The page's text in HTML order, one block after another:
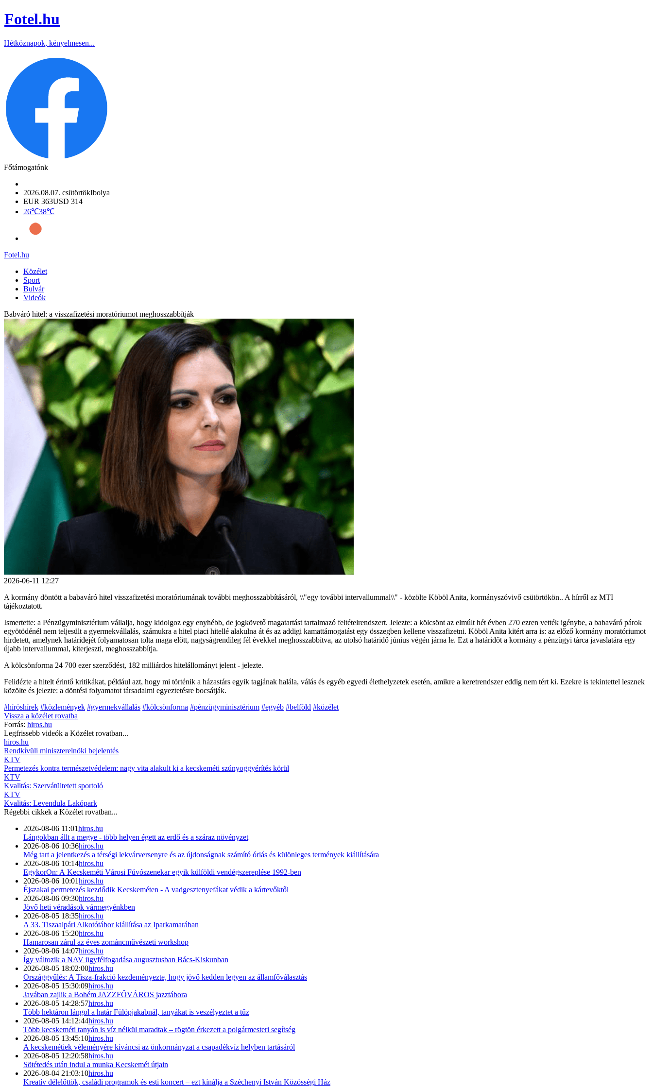
Fotel.hu
Hétköznapok, kényelmesen...
Főtámogatónk
2026.08.07. csütörtökIbolya
EUR 363USD 314
26℃38℃
Fotel.hu
Közélet
Sport
Bulvár
Videók
Babváró hitel: a visszafizetési moratóriumot meghosszabbítják
2026-06-11 12:27
A kormány döntött a babaváró hitel visszafizetési moratóriumának további meghosszabbításáról, \\"egy további intervallummal\\" - közölte Köböl Anita, kormányszóvivő csütörtökön.. A hírről az MTI
tájékoztatott.
Ismertette: a Pénzügyminisztérium vállalja, hogy kidolgoz egy enyhébb, de jogkövető magatartást tartalmazó feltételrendszert. Jelezte: a kölcsönt az elmúlt hét évben 270 ezren vették igénybe, a babaváró párok
egyötödénél nem teljesült a gyermekvállalás, számukra a hitel piaci hitellé alakulna át és az addigi kamattámogatást egy összegben kellene visszafizetni. Köböl Anita kitért arra is: az előző kormány moratóriumot
hirdetett, amelynek határidejét folyamatosan tolta maga előtt, nagyságrendileg fél évekkel meghosszabbítva, az utolsó határidő június végén járna le. Ezt a határidőt a kormány a pénzügyi tárca javaslatára egy
újabb intervallummal, kiterjeszti, meghosszabbítja.
A kölcsönforma 24 700 ezer szerződést, 182 milliárdos hitelállományt jelent - jelezte.
Felidézte a hitelt érintő kritikákat, például azt, hogy mi történik a házastárs egyik tagjának halála, válás és egyéb egyedi élethelyzetek esetén, amikre a keretrendszer eddig nem tért ki. Ezekre is tekintettel lesznek
közölte és jelezte: a döntési folyamatot társadalmi egyeztetésre bocsátják.
#híröshírek #közlemények #gyermekvállalás #kölcsönforma #pénzügyminisztérium #egyéb #belföld #közélet
Vissza a közélet rovatba
Forrás: hiros.hu
Legfrissebb videók a Közélet rovatban...
hiros.hu
Rendkívüli miniszterelnöki bejelentés
KTV
Permetezés kontra természetvédelem: nagy vita alakult ki a kecskeméti szúnyoggyérítés körül
KTV
Kvalitás: Szervátültetett sportoló
KTV
Kvalitás: Levendula Lakópark
Régebbi cikkek a Közélet rovatban...
2026-08-06 11:01hiros.hu
Lángokban állt a megye - több helyen égett az erdő és a száraz növényzet
2026-08-06 10:36hiros.hu
Még tart a jelentkezés a térségi lekvárversenyre és az újdonságnak számító óriás és különleges termények kiállítására
2026-08-06 10:14hiros.hu
EgykorOn: A Kecskeméti Városi Fúvószenekar egyik külföldi vendégszereplése 1992-ben
2026-08-06 10:01hiros.hu
Éjszakai permetezés kezdődik Kecskeméten - A vadgesztenyefákat védik a kártevőktől
2026-08-06 09:30hiros.hu
Jövő heti véradások vármegyénkben
2026-08-05 18:35hiros.hu
A 33. Tiszaalpári Alkotótábor kiállítása az Iparkamarában
2026-08-06 15:20hiros.hu
Hamarosan zárul az éves zománcművészeti workshop
2026-08-06 14:07hiros.hu
Így változik a NAV ügyfélfogadása augusztusban Bács-Kiskunban
2026-08-05 18:02:00hiros.hu
Országgyűlés: A Tisza-frakció kezdeményezte, hogy jövő kedden legyen az államfőválasztás
2026-08-05 15:30:09hiros.hu
Javában zajlik a Bohém JAZZFŐVÁROS jazztábora
2026-08-05 14:28:57hiros.hu
Több hektáron lángol a határ Fülöpjakabnál, tanyákat is veszélyeztet a tűz
2026-08-05 14:12:44hiros.hu
Több kecskeméti tanyán is víz nélkül maradtak – rögtön érkezett a polgármesteri segítség
2026-08-05 13:45:10hiros.hu
A kecskemétiek véleményére kíváncsi az önkormányzat a csapadékvíz helyben tartásáról
2026-08-05 12:20:58hiros.hu
Sötétedés után indul a munka Kecskemét útjain
2026-08-04 21:03:10hiros.hu
Kreatív délelőttök, családi programok és esti koncert – ezt kínálja a Széchenyi István Közösségi Ház